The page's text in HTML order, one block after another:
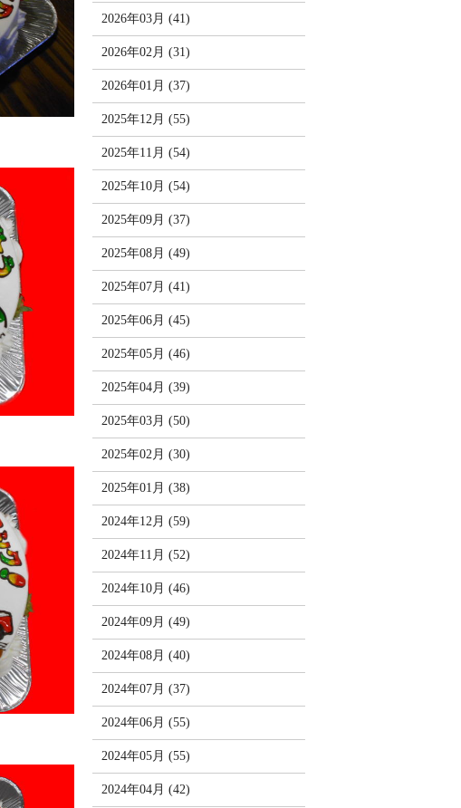
2026年03月 (41)
2026年02月 (31)
2026年01月 (37)
2025年12月 (55)
2025年11月 (54)
2025年10月 (54)
2025年09月 (37)
2025年08月 (49)
2025年07月 (41)
2025年06月 (45)
2025年05月 (46)
2025年04月 (39)
2025年03月 (50)
2025年02月 (30)
2025年01月 (38)
2024年12月 (59)
2024年11月 (52)
2024年10月 (46)
2024年09月 (49)
2024年08月 (40)
2024年07月 (37)
2024年06月 (55)
2024年05月 (55)
2024年04月 (42)